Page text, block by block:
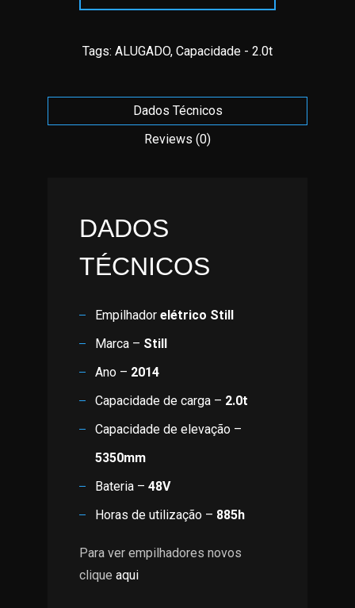
Tags: ALUGADO, Capacidade - 2.0t
Dados Técnicos
Reviews (0)
DADOS
TÉCNICOS
Empilhador elétrico Still
Marca – Still
Ano – 2014
Capacidade de carga – 2.0t
Capacidade de elevação –
5350mm
Bateria – 48V
Horas de utilização – 885h
Para ver empilhadores novos
clique aqui